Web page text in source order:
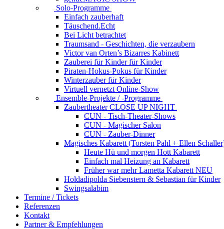
Solo-Programme
Einfach zauberhaft
Täuschend.Echt
Bei Licht betrachtet
Traumsand - Geschichten, die verzaubern
Victor van Orten’s Bizarres Kabinett
Zauberei für Kinder für Kinder
Piraten-Hokus-Pokus für Kinder
Winterzauber für Kinder
Virtuell vernetzt Online-Show
Ensemble-Projekte / -Programme
Zaubertheater CLOSE UP NIGHT
CUN - Tisch-Theater-Shows
CUN - Magischer Salon
CUN - Zauber-Dinner
Magisches Kabarett (Torsten Pahl + Ellen
Heute Hü und morgen Hott Kabarett
Einfach mal Heizung an Kabarett
Früher war mehr Lametta Kabarett NEU
Holdadipolda Siebenstern & Sebastian für Kinder
Swingsalabim
Termine / Tickets
Referenzen
Kontakt
Partner & Empfehlungen